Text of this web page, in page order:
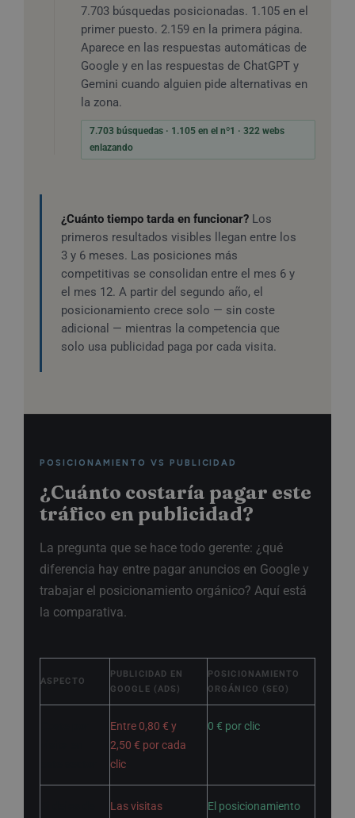
7.703 búsquedas posicionadas. 1.105 en el
primer puesto. 2.159 en la primera página.
Aparece en las respuestas automáticas de
Google y en las respuestas de ChatGPT y
Gemini cuando alguien pide alternativas en
la zona.
7.703 búsquedas · 1.105 en el nº1 · 322 webs
enlazando
¿Cuánto tiempo tarda en funcionar? Los
primeros resultados visibles llegan entre los
3 y 6 meses. Las posiciones más
competitivas se consolidan entre el mes 6 y
el mes 12. A partir del segundo año, el
posicionamiento crece solo — sin coste
adicional — mientras la competencia que
solo usa publicidad paga por cada visita.
POSICIONAMIENTO VS PUBLICIDAD
¿Cuánto costaría pagar este
tráfico en publicidad?
La pregunta que se hace todo gerente: ¿qué
diferencia hay entre pagar anuncios en Google y
trabajar el posicionamiento orgánico? Aquí está
la comparativa.
ASPECTO
PUBLICIDAD EN
GOOGLE (ADS)
POSICIONAMIENTO
ORGÁNICO (SEO)
Entre 0,80 € y
2,50 € por cada
clic
0 € por clic
Las visitas
El posicionamiento